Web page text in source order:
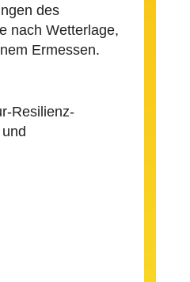
des
nach Wetterlage,
Ermessen.
Resilienz-